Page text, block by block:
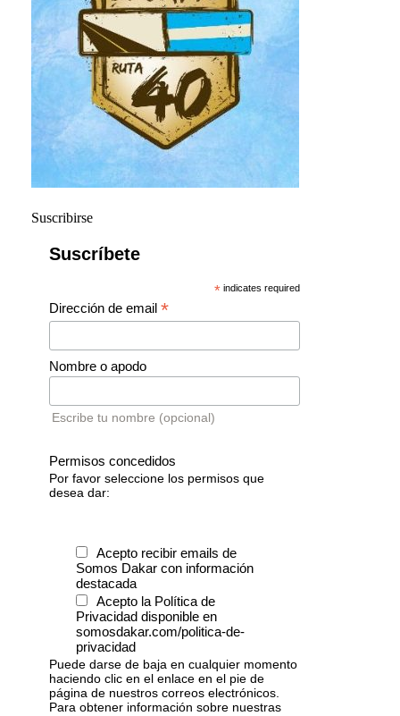
Suscribirse
Suscríbete
* indicates required
Dirección de email *
Nombre o apodo
Escribe tu nombre (opcional)
Permisos concedidos
Por favor seleccione los permisos que
desea dar:
Acepto recibir emails de
Somos Dakar con información
destacada
Acepto la Política de
Privacidad disponible en
somosdakar.com/politica-de-
privacidad
Puede darse de baja en cualquier momento
haciendo clic en el enlace en el pie de
página de nuestros correos electrónicos.
Para obtener información sobre nuestras